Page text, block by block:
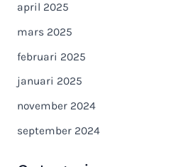
april 2025
mars 2025
februari 2025
januari 2025
november 2024
september 2024